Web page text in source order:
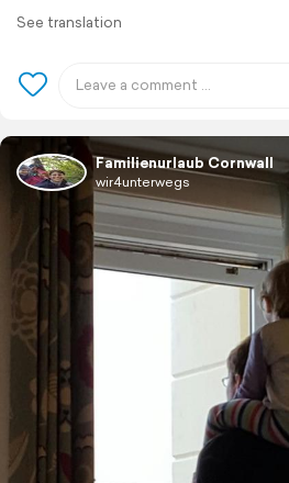
See translation
Familienurlaub Cornwall
wir4unterwegs